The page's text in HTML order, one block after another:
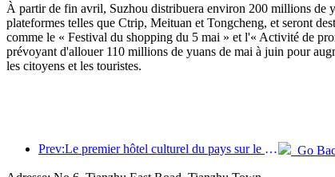
À partir de fin avril, Suzhou distribuera environ 200 millions de
plateformes telles que Ctrip, Meituan et Tongcheng, et seront
comme le « Festival du shopping du 5 mai » et l'« Activité de
prévoyant d'allouer 110 millions de yuans de mai à juin pour
les citoyens et les touristes.
Prev:Le premier hôtel culturel du pays sur le thème du théâtre ouvre ses portes à Luoyang.
Go